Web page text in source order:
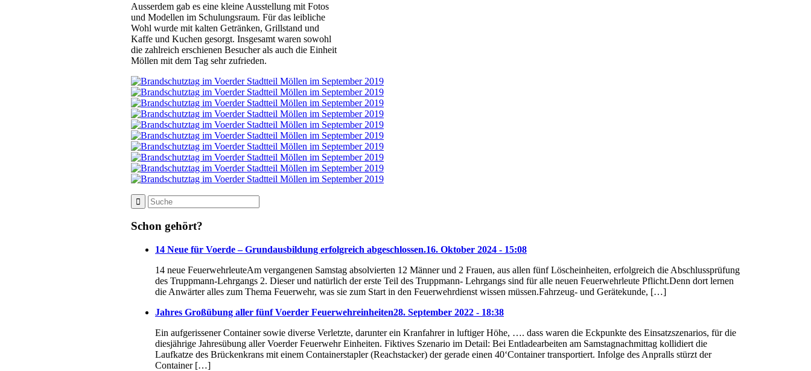
Ausserdem gab es eine kleine Ausstellung mit Fotos
und Modellen im Schulungsraum. Für das leibliche
Wohl wurde mit kalten Getränken, Grillstand und
Kaffe und Kuchen gesorgt. Insgesamt waren sowohl
die zahlreich erschienen Besucher als auch die Einheit
Möllen mit dem Tag sehr zufrieden.
Schon gehört?
14 Neue für Voerde – Grundausbildung erfolgreich abgeschlossen.16. Oktober 2024 - 15:08
14 neue FeuerwehrleuteAm vergangenen Samstag absolvierten 12 Männer und 2 Frauen, aus allen fünf Löscheinheiten, erfolgreich die Abschlussprüfung
des Truppmann-Lehrgangs 2. Dieser und natürlich der erste Teil des Truppmann- Lehrgangs sind für alle neuen Feuerwehrleute Pflicht.Denn dort lernen
die Anwärter alles zum Thema Feuerwehr, was sie zum Start in den Feuerwehrdienst wissen müssen.Fahrzeug- und Gerätekunde, […]
Jahres Großübung aller fünf Voerder Feuerwehreinheiten28. September 2022 - 18:38
Ein aufgerissener Container sowie diverse Verletzte, darunter ein Kranfahrer in luftiger Höhe, …. dass waren die Eckpunkte des Einsatzszenarios, für die
diesjährige Jahresübung aller Voerder Feuerwehr Einheiten. Fiktives Szenario im Detail: Bei Entladearbeiten am Samstagnachmittag kollidiert die
Laufkatze des Brückenkrans mit einem Containerstapler (Reachstacker) der gerade einen 40‘Container transportiert. Infolge des Anpralls stürzt der
Container […]